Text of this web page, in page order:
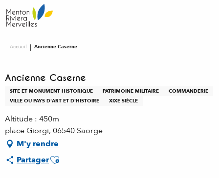
au
contenu
Accueil Ancienne Caserne
Ancienne Caserne
SITE ET MONUMENT HISTORIQUE PATRIMOINE MILITAIRE
COMMANDERIE
VILLE OU PAYS D'ART ET D'HISTOIRE
XIXE SIÈCLE
Altitude : 450m
place Giorgi, 06540 Saorge
M'y rendre
PartagerAjouter aux favoris